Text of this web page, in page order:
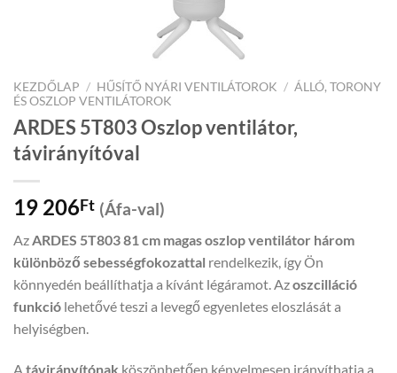
KEZDŐLAP / HŰSÍTŐ NYÁRI VENTILÁTOROK / ÁLLÓ, TORONY
ÉS OSZLOP VENTILÁTOROK
ARDES 5T803 Oszlop ventilátor,
távirányítóval
19 206Ft (Áfa-val)
Az ARDES 5T803 81 cm magas oszlop ventilátor három
különböző sebességfokozattal rendelkezik, így Ön
könnyedén beállíthatja a kívánt légáramot. Azoszcilláció
funkció lehetővé teszi a levegő egyenletes eloszlását a
helyiségben.
A távirányítónak köszönhetően kényelmesen irányíthatja a